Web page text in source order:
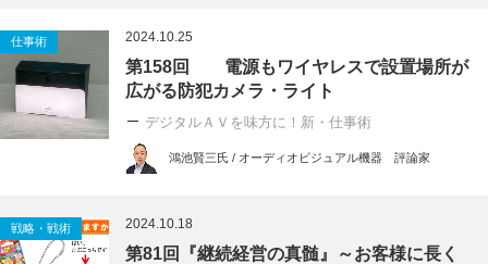
仕事術 2024.10.25
第158回 電源もワイヤレスで設置場所が
広がる防犯カメラ・ライト
デジタルＡＶを味方に！新・仕事術
鴻池賢三氏 / オーディオビジュアル機器 評論家
戦略・戦術 2024.10.18
第81回『継続経営の真髄』～お客様に長く